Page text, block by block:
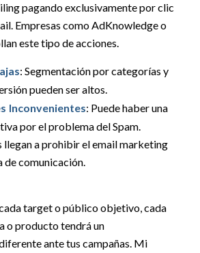
pagando exclusivamente por clic
Empresas como AdKnowledge o
este tipo de acciones.
: Segmentación por categorías y
pueden ser altos.
Inconvenientes: Puede haber una
por el problema del Spam.
llegan a prohibir el email marketing
de comunicación.
target o público objetivo, cada
o producto tendrá un
ante tus campañas. Mi